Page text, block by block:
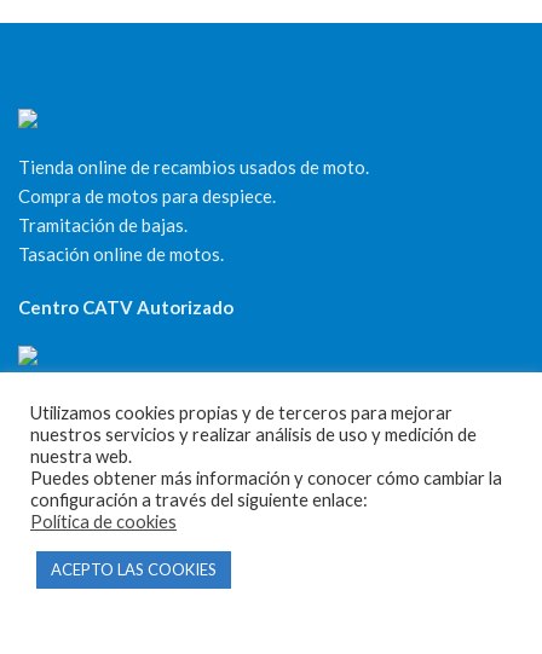
Tienda online de recambios usados de moto.
Compra de motos para despiece.
Tramitación de bajas.
Tasación online de motos.
Centro CATV Autorizado
CONTACTO
Parque Empresarial Las Condas , Nave 1
05440 Piedralaves-Ávila
Utilizamos cookies propias y de terceros para mejorar
nuestros servicios y realizar análisis de uso y medición de
nuestra web.
Puedes obtener más información y conocer cómo cambiar la
configuración a través del siguiente enlace:
Política de cookies
ACEPTO LAS COOKIES